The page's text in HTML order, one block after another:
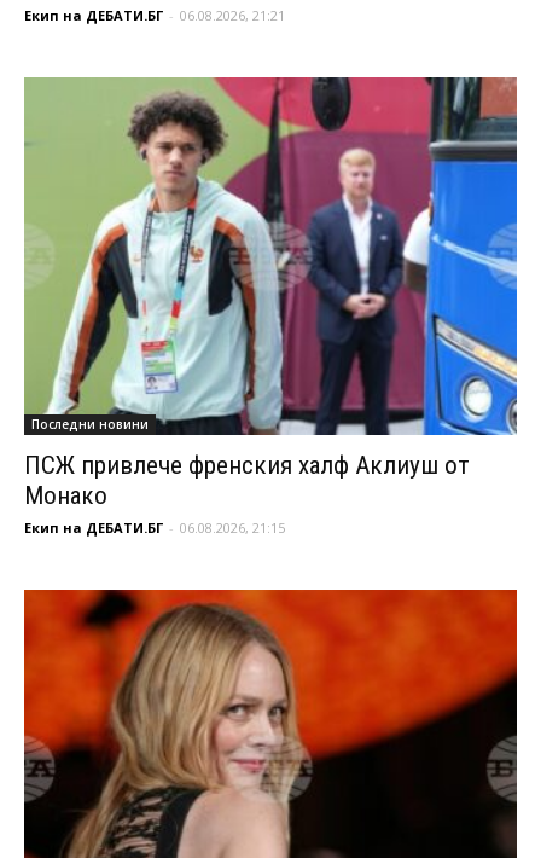
Екип на ДЕБАТИ.БГ - 06.08.2026, 21:21
Последни новини
ПСЖ привлече френския халф Аклиуш от
Монако
Екип на ДЕБАТИ.БГ - 06.08.2026, 21:15